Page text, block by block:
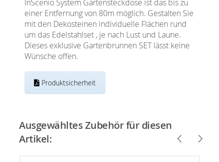
InScenio System Gartensteckdose ist das bis zu
einer Entfernung von 80m möglich. Gestalten Sie
mit den Dekosteinen individuelle Flächen rund
um das Edelstahlset , je nach Lust und Laune.
Dieses exklusive Gartenbrunnen SET lässt keine
Wünsche offen.
Produktsicherheit
Ausgewähltes Zubehör für diesen
Artikel: